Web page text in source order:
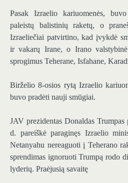
Pasak Izraelio kariuomenės,
paleistų balistinių raketų, o
Izraeliečiai patvirtino, kad įvykdė
ir vakarų Irane, o Irano
sprogimus Teherane, Isfahane,
Birželio 8-osios rytą Izraelio
buvo pradėti nauji smūgiai.
JAV prezidentas Donaldas
d. pareiškė paraginęs Izraelio
Netanyahu nereaguoti į Teherano
sprendimas ignoruoti Trumpą rodo
lyderių. Praėjusią savaitę